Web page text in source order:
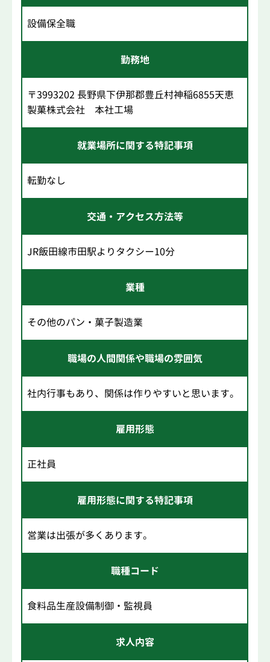
設備保全職
勤務地
〒3993202 長野県下伊那郡豊丘村神稲6855天恵
製菓株式会社 本社工場
就業場所に関する特記事項
転勤なし
交通・アクセス方法等
JR飯田線市田駅よりタクシー10分
業種
その他のパン・菓子製造業
職場の人間関係や職場の雰囲気
社内行事もあり、関係は作りやすいと思います。
雇用形態
正社員
雇用形態に関する特記事項
営業は出張が多くあります。
職種コード
食料品生産設備制御・監視員
求人内容